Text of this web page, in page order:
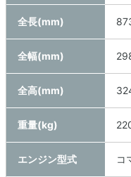
全長(mm)
全幅(mm)
全高(mm)
重量(kg)
エンジン型式 コ